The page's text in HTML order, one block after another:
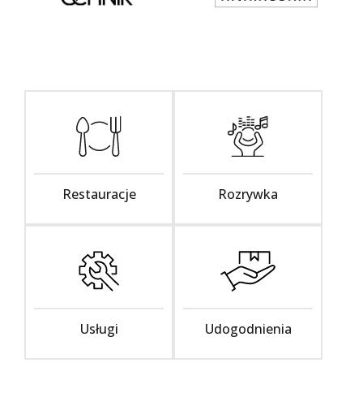
Restauracje Rozrywka
Usługi Udogodnienia